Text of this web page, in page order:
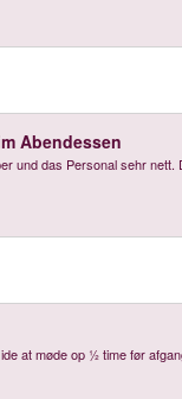
Abendessen
und das Personal sehr
at møde op ½ time før